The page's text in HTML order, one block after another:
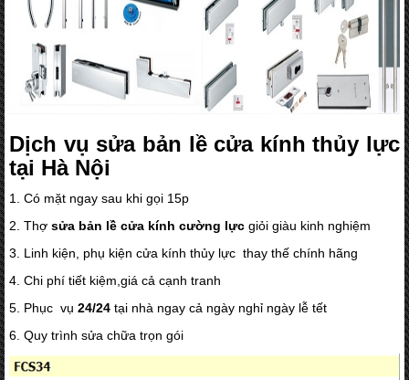
Dịch vụ sửa bản lề cửa kính thủy lực
tại Hà Nội
1. Có mặt ngay sau khi gọi 15p
2. Thợ sửa bản lề cửa kính cường lực giỏi giàu kinh nghiệm
3. Linh kiện, phụ kiện cửa kính thủy lực thay thế chính hãng
4. Chi phí tiết kiệm,giá cả cạnh tranh
5. Phục vụ 24/24 tại nhà ngay cả ngày nghỉ ngày lễ tết
6. Quy trình sửa chữa trọn gói